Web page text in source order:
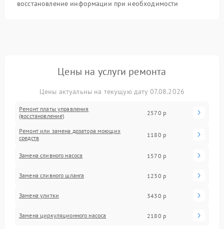
восстановление информации при необходимости
Цены на услуги ремонта
Цены актуальны на текущую дату 07.08.2026
Ремонт платы управления
(восстановление)
2570 р
Ремонт или замена дозатора моющих
средств
1180 р
Замена сливного насоса 1570 р
Замена сливного шланга 1230 р
Замена улитки 3430 р
Замена циркуляционного насоса 2180 р